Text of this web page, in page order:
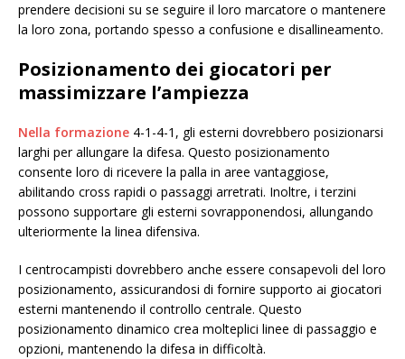
prendere decisioni su se seguire il loro marcatore o mantenere
la loro zona, portando spesso a confusione e disallineamento.
Posizionamento dei giocatori per
massimizzare l’ampiezza
Nella formazione 4-1-4-1, gli esterni dovrebbero posizionarsi
larghi per allungare la difesa. Questo posizionamento
consente loro di ricevere la palla in aree vantaggiose,
abilitando cross rapidi o passaggi arretrati. Inoltre, i terzini
possono supportare gli esterni sovrapponendosi, allungando
ulteriormente la linea difensiva.
I centrocampisti dovrebbero anche essere consapevoli del loro
posizionamento, assicurandosi di fornire supporto ai giocatori
esterni mantenendo il controllo centrale. Questo
posizionamento dinamico crea molteplici linee di passaggio e
opzioni, mantenendo la difesa in difficoltà.